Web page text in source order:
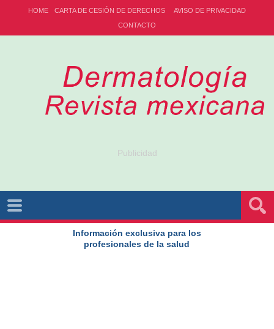
HOME CARTA DE CESIÓN DE DERECHOS
AVISO DE PRIVACIDAD
CONTACTO
Publicidad
Información exclusiva para los
profesionales de la salud